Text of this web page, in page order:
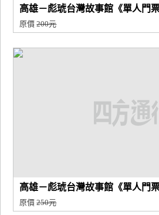
高雄－彪琥台灣故事館《單人門
原價200元
高雄－彪琥台灣故事館《單人門
原價250元